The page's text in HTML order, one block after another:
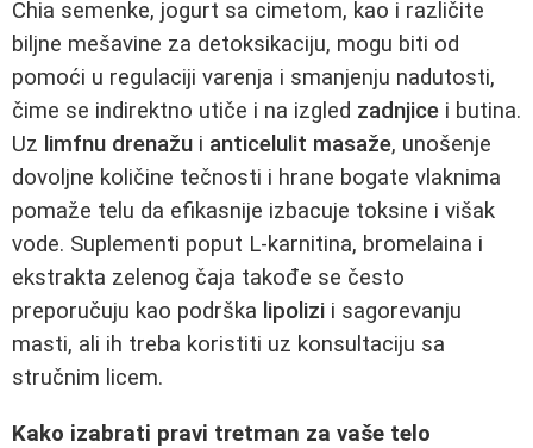
Chia semenke, jogurt sa cimetom, kao i različite
biljne mešavine za detoksikaciju, mogu biti od
pomoći u regulaciji varenja i smanjenju nadutosti,
čime se indirektno utiče i na izgled zadnjice i butina.
Uz limfnu drenažu i anticelulit masaže, unošenje
dovoljne količine tečnosti i hrane bogate vlaknima
pomaže telu da efikasnije izbacuje toksine i višak
vode. Suplementi poput L-karnitina, bromelaina i
ekstrakta zelenog čaja takođe se često
preporučuju kao podrška lipolizi i sagorevanju
masti, ali ih treba koristiti uz konsultaciju sa
stručnim licem.
Kako izabrati pravi tretman za vaše telo